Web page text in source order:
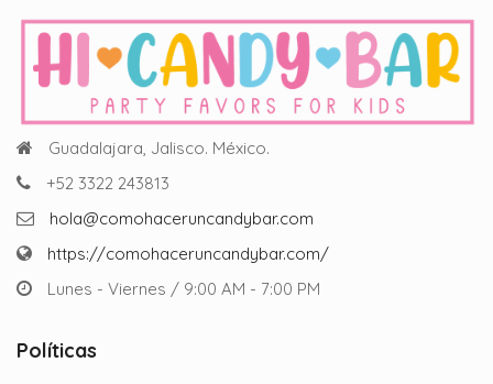
Guadalajara, Jalisco. México.
+52 3322 243813
hola@comohaceruncandybar.com
https://comohaceruncandybar.com/
Lunes - Viernes / 9:00 AM - 7:00 PM
Políticas